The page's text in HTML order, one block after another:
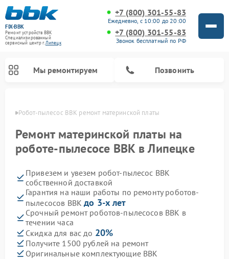
FIX-BBK
Ремонт устройств BBK
Специализированный
cервисный центр г.Липецк
+7 (800) 301-55-83
Ежедневно, с 10:00 до 20:00
+7 (800) 301-55-83
Звонок бесплатный по РФ
Мы ремонтируем Позвонить
Робот-пылесос BBK ремонт материнской платы
Ремонт материнской платы на
роботе-пылесосе BBK в Липецке
Привезем и увезем робот-пылесос BBK
собственной доставкой
Гарантия на наши работы по ремонту роботов-
пылесосов BBKдо 3-х лет
Срочный ремонт роботов-пылесосов BBK в
течении часа
Скидка для вас до 20%
Получите 1500 рублей на ремонт
Оригинальные комплектующие BBK